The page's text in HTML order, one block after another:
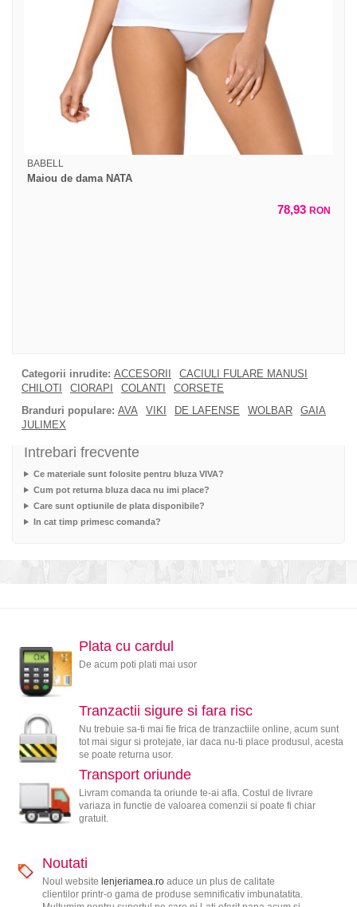
BABELL
Maiou de dama NATA
78,93 RON
Categorii inrudite: ACCESORII
CACIULI FULARE MANUSI
CHILOTI
CIORAPI COLANTI
CORSETE
Branduri populare: AVA VIKI DE LAFENSE WOLBAR
GAIA
JULIMEX
Intrebari frecvente
Ce materiale sunt folosite pentru bluza VIVA?
Cum pot returna bluza daca nu imi place?
Care sunt optiunile de plata disponibile?
In cat timp primesc comanda?
Plata cu cardul
De acum poti plati mai usor
Tranzactii sigure si fara risc
Nu trebuie sa-ti mai fie frica de tranzactiile online, acum sunt
tot mai sigur si protejate, iar daca nu-ti place produsul, acesta
se poate returna usor.
Transport oriunde
Livram comanda ta oriunde te-ai afla. Costul de livrare
variaza in functie de valoarea comenzii si poate fi chiar
gratuit.
Noutati
Noul website lenjeriamea.roaduce un plus de calitate
clientilor printr-o gama de produse semnificativ imbunatatita.